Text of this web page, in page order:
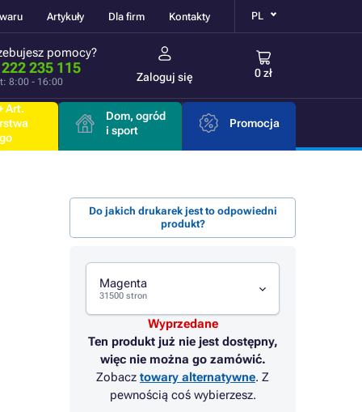
Artykuły Dla firm Kontakty PL
pomocy?
235 115
8:00 - 16:00 Zaloguj się 0 zł
Art.
Dom, ogród
i sport
Promocja
Do jakich drukarek jest to odpowiedni
produkt?
Magenta
31500 stron
Wyprzedane
Ten produkt już nie jest dostępny,
więc nie można go zamówić.
Zobacz towary alternatywne. Z
pewnością coś wybierzesz.